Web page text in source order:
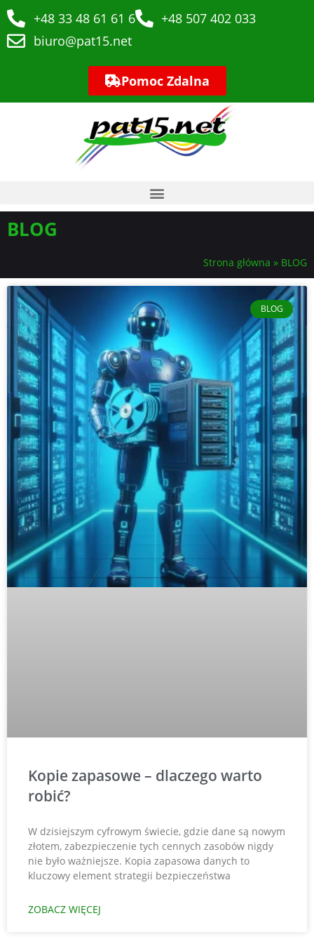
+48 33 48 61 61 6
+48 507 402 033
biuro@pat15.net
Pomoc Zdalna
BLOG
Strona główna » BLOG
BLOG
Kopie zapasowe – dlaczego warto
robić?
W dzisiejszym cyfrowym świecie, gdzie dane są nowym
złotem, zabezpieczenie tych cennych zasobów nigdy
nie było ważniejsze. Kopia zapasowa danych to
kluczowy element strategii bezpieczeństwa
ZOBACZ WIĘCEJ